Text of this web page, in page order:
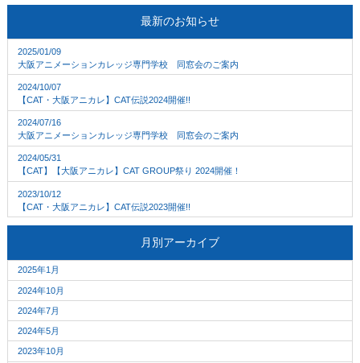
最新のお知らせ
2025/01/09
大阪アニメーションカレッジ専門学校 同窓会のご案内
2024/10/07
【CAT・大阪アニカレ】CAT伝説2024開催!!
2024/07/16
大阪アニメーションカレッジ専門学校 同窓会のご案内
2024/05/31
【CAT】【大阪アニカレ】CAT GROUP祭り 2024開催！
2023/10/12
【CAT・大阪アニカレ】CAT伝説2023開催!!
月別アーカイブ
2025年1月
2024年10月
2024年7月
2024年5月
2023年10月